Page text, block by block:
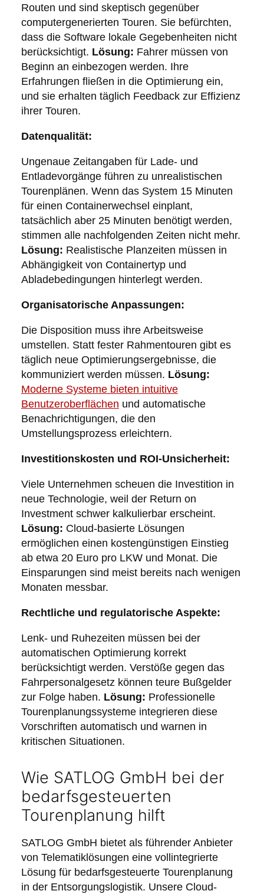
Routen und sind skeptisch gegenüber
computergenerierten Touren. Sie befürchten,
dass die Software lokale Gegebenheiten nicht
berücksichtigt. Lösung: Fahrer müssen von
Beginn an einbezogen werden. Ihre
Erfahrungen fließen in die Optimierung ein,
und sie erhalten täglich Feedback zur Effizienz
ihrer Touren.
Datenqualität:
Ungenaue Zeitangaben für Lade- und
Entladevorgänge führen zu unrealistischen
Tourenplänen. Wenn das System 15 Minuten
für einen Containerwechsel einplant,
tatsächlich aber 25 Minuten benötigt werden,
stimmen alle nachfolgenden Zeiten nicht mehr.
Lösung: Realistische Planzeiten müssen in
Abhängigkeit von Containertyp und
Abladebedingungen hinterlegt werden.
Organisatorische Anpassungen:
Die Disposition muss ihre Arbeitsweise
umstellen. Statt fester Rahmentouren gibt es
täglich neue Optimierungsergebnisse, die
kommuniziert werden müssen. Lösung:
Moderne Systeme bieten intuitive
Benutzeroberflächen und automatische
Benachrichtigungen, die den
Umstellungsprozess erleichtern.
Investitionskosten und ROI-Unsicherheit:
Viele Unternehmen scheuen die Investition in
neue Technologie, weil der Return on
Investment schwer kalkulierbar erscheint.
Lösung: Cloud-basierte Lösungen
ermöglichen einen kostengünstigen Einstieg
ab etwa 20 Euro pro LKW und Monat. Die
Einsparungen sind meist bereits nach wenigen
Monaten messbar.
Rechtliche und regulatorische Aspekte:
Lenk- und Ruhezeiten müssen bei der
automatischen Optimierung korrekt
berücksichtigt werden. Verstöße gegen das
Fahrpersonalgesetz können teure Bußgelder
zur Folge haben. Lösung: Professionelle
Tourenplanungssysteme integrieren diese
Vorschriften automatisch und warnen in
kritischen Situationen.
Wie SATLOG GmbH bei der
bedarfsgesteuerten
Tourenplanung hilft
SATLOG GmbH bietet als führender Anbieter
von Telematiklösungen eine vollintegrierte
Lösung für bedarfsgesteuerte Tourenplanung
in der Entsorgungslogistik. Unsere Cloud-